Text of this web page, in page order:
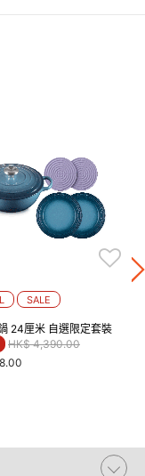
SALE
24厘米 自選限定套裝
Price reduced from
HK$ 4,390.00to